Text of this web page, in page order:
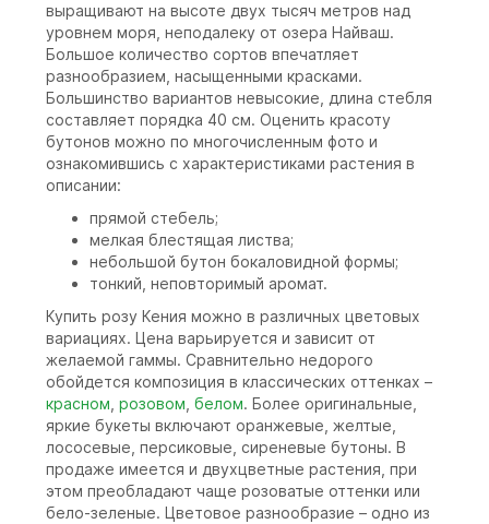
выращивают на высоте двух тысяч метров над
уровнем моря, неподалеку от озера Найваш.
Большое количество сортов впечатляет
разнообразием, насыщенными красками.
Большинство вариантов невысокие, длина стебля
составляет порядка 40 см. Оценить красоту
бутонов можно по многочисленным фото и
ознакомившись с характеристиками растения в
описании:
прямой стебель;
мелкая блестящая листва;
небольшой бутон бокаловидной формы;
тонкий, неповторимый аромат.
Купить розу Кения можно в различных цветовых
вариациях. Цена варьируется и зависит от
желаемой гаммы. Сравнительно недорого
обойдется композиция в классических оттенках –
красном, розовом, белом. Более оригинальные,
яркие букеты включают оранжевые, желтые,
лососевые, персиковые, сиреневые бутоны. В
продаже имеется и двухцветные растения, при
этом преобладают чаще розоватые оттенки или
бело-зеленые. Цветовое разнообразие – одно из